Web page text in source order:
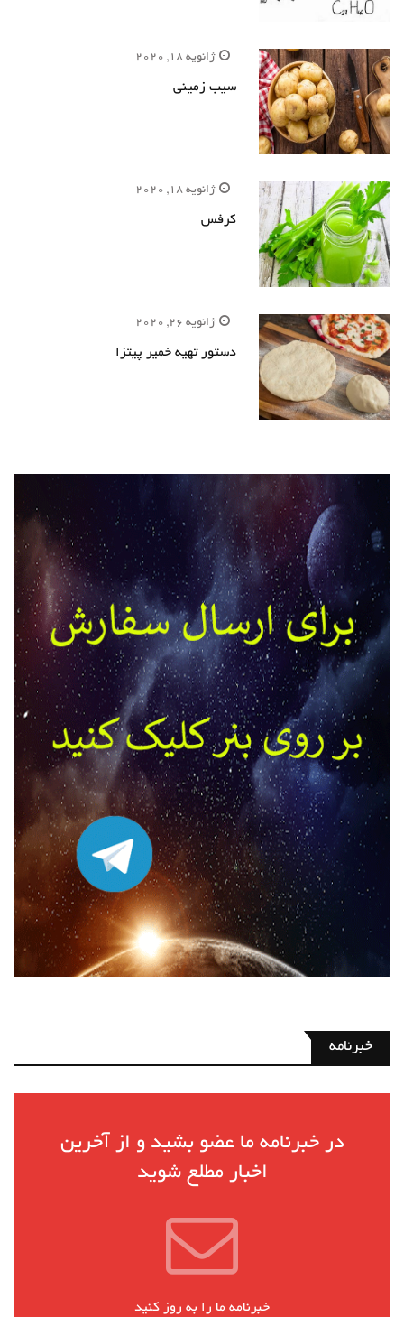
ژانویه 18, 2020
سیب زمینی
ژانویه 18, 2020
کرفس
ژانویه 26, 2020
دستور تهیه خمیر پیتزا
خبرنامه
در خبرنامه ما عضو بشید و از آخرین
اخبار مطلع شوید
خبرنامه ما را به روز کنید